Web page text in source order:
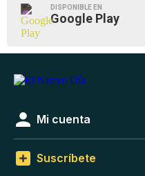
DISPONIBLE EN
Google Play
Mi cuenta
Suscríbete